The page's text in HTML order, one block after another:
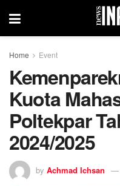
Home Event
Kuota
Poltekpar
2024/2025
by Achmad Ichsan